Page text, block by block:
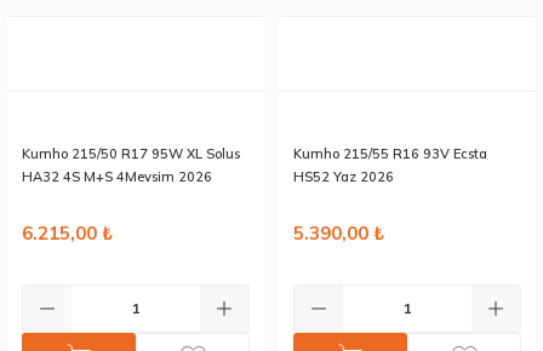
Bu ürüne benzer farklı alternatifler olmalı.
Gönder
Kumho 215/50 R17 95W XL Solus
HA32 4S M+S 4Mevsim 2026
6.215,00 ₺
Kumho 215/55 R16 93V Ecsta
HS52 Yaz 2026
5.390,00 ₺